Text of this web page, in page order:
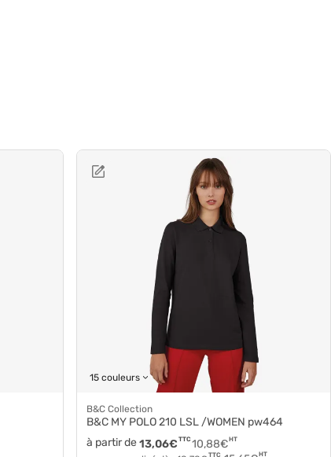
15 couleurs
B&C Collection
B&C MY POLO 210 LSL /WOMEN pw464
à partir de
10,88€HT
13,06€ TTC
TTC HT